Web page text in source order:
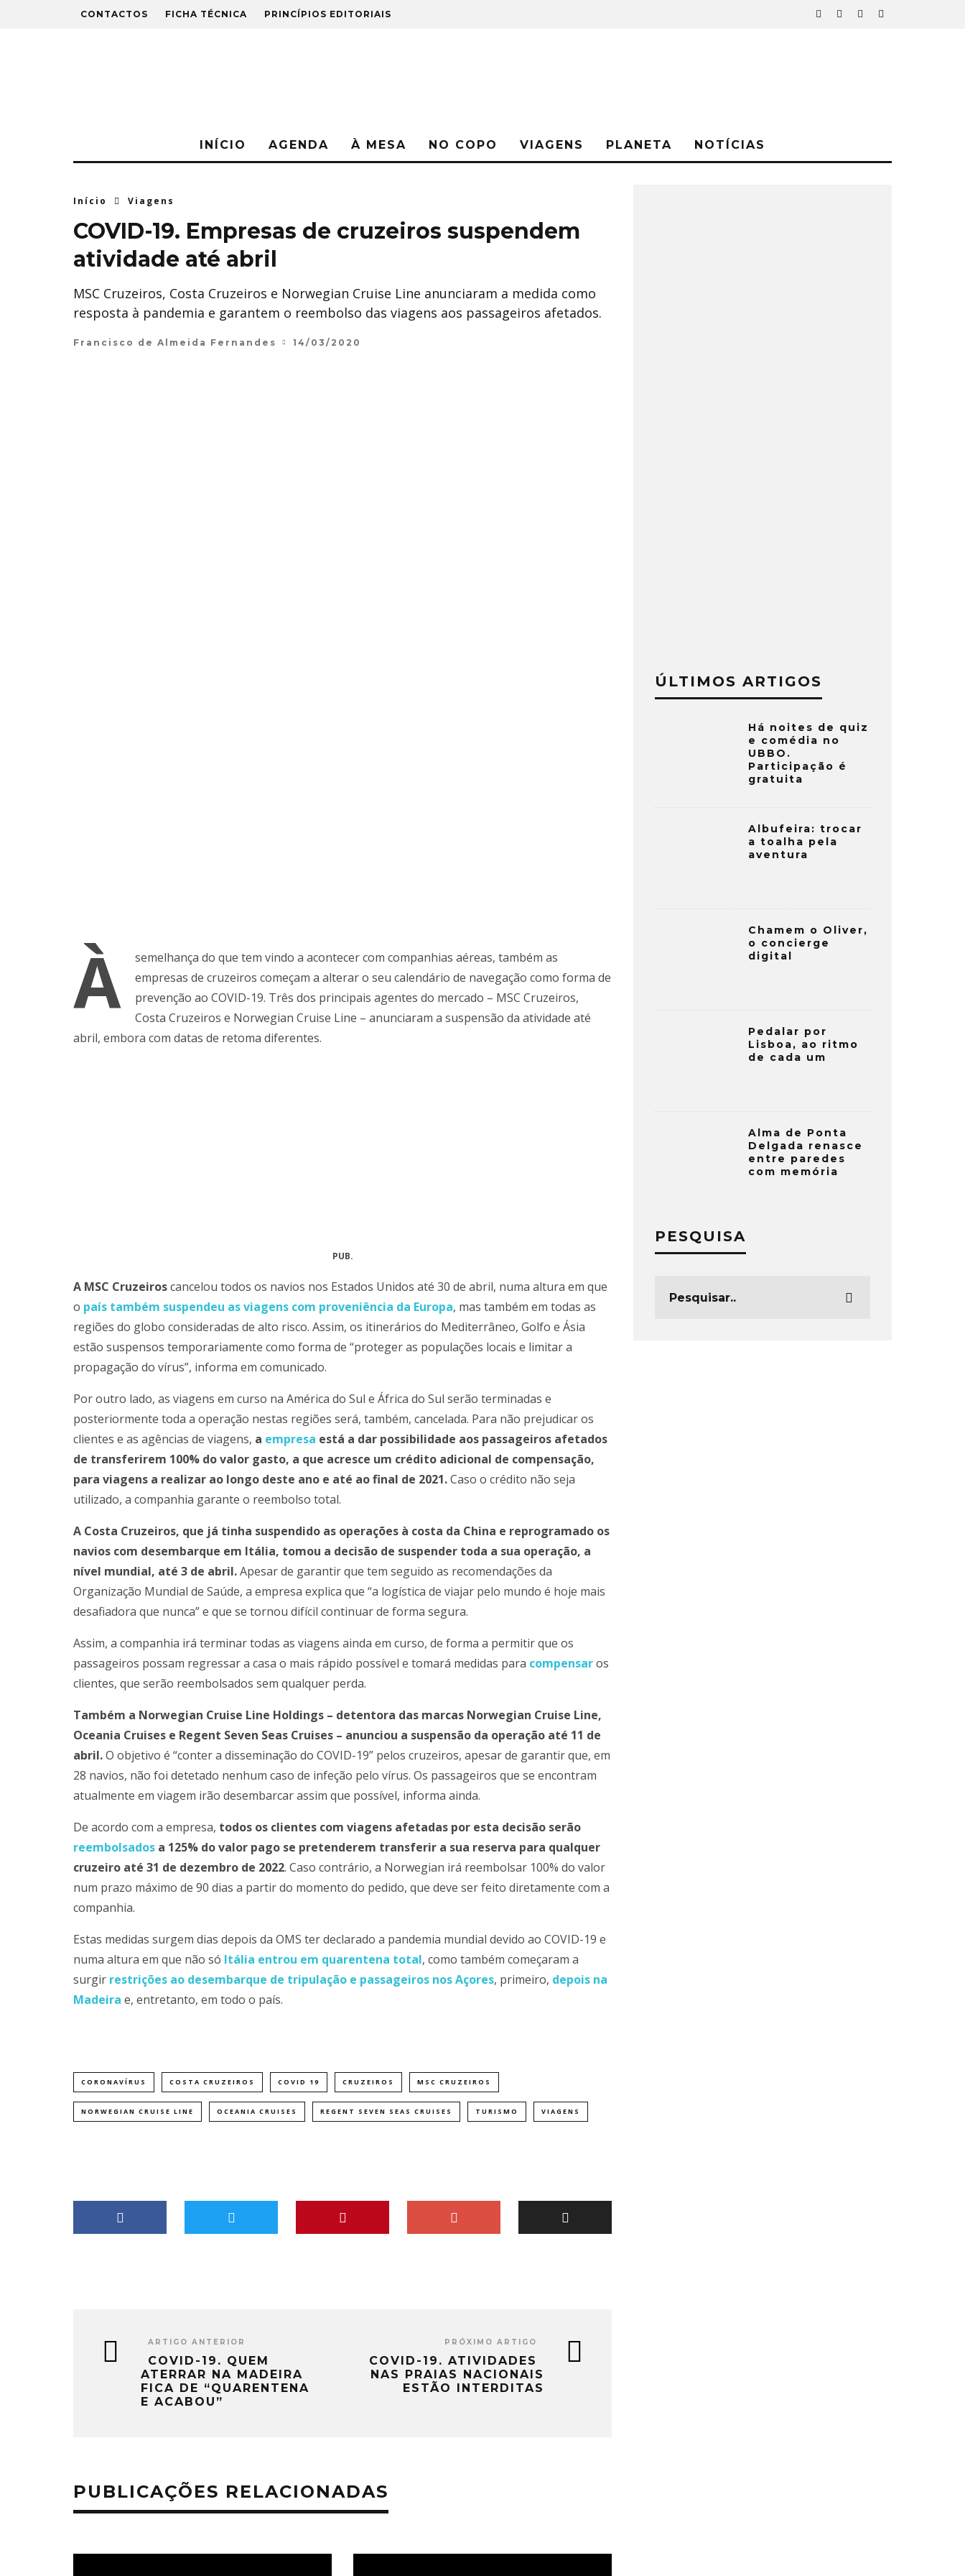
CONTACTOS FICHA TÉCNICA PRINCÍPIOS EDITORIAIS
INÍCIO AGENDA À MESA NO COPO VIAGENS PLANETA NOTÍCIAS
Início Viagens
COVID-19. Empresas de cruzeiros suspendem
atividade até abril
MSC Cruzeiros, Costa Cruzeiros e Norwegian Cruise Line anunciaram a medida como
resposta à pandemia e garantem o reembolso das viagens aos passageiros afetados.
Francisco de Almeida Fernandes 14/03/2020
À
semelhança do que tem vindo a acontecer com companhias aéreas, também as
empresas de cruzeiros começam a alterar o seu calendário de navegação como forma de
prevenção ao COVID-19. Três dos principais agentes do mercado – MSC Cruzeiros,
Costa Cruzeiros e Norwegian Cruise Line – anunciaram a suspensão da atividade até
abril, embora com datas de retoma diferentes.
PUB.
A MSC Cruzeiroscancelou todos os navios nos Estados Unidos até 30 de abril, numa altura em que
o país também suspendeu as viagens com proveniência da Europa, mas também em todas as
regiões do globo consideradas de alto risco. Assim, os itinerários do Mediterrâneo, Golfo e Ásia
estão suspensos temporariamente como forma de “proteger as populações locais e limitar a
propagação do vírus”, informa em comunicado.
Por outro lado, as viagens em curso na América do Sul e África do Sul serão terminadas e
posteriormente toda a operação nestas regiões será, também, cancelada. Para não prejudicar os
clientes e as agências de viagens, a empresa está a dar possibilidade aos passageiros afetados
de transferirem 100% do valor gasto, a que acresce um crédito adicional de compensação,
para viagens a realizar ao longo deste ano e até ao final de 2021.Caso o crédito não seja
utilizado, a companhia garante o reembolso total.
A Costa Cruzeiros, que já tinha suspendido as operações à costa da China e reprogramado os
navios com desembarque em Itália, tomou a decisão de suspender toda a sua operação, a
nível mundial, até 3 de abril.Apesar de garantir que tem seguido as recomendações da
Organização Mundial de Saúde, a empresa explica que “a logística de viajar pelo mundo é hoje mais
desafiadora que nunca” e que se tornou difícil continuar de forma segura.
Assim, a companhia irá terminar todas as viagens ainda em curso, de forma a permitir que os
passageiros possam regressar a casa o mais rápido possível e tomará medidas para compensaros
clientes, que serão reembolsados sem qualquer perda.
Também a Norwegian Cruise Line Holdings – detentora das marcas Norwegian Cruise Line,
Oceania Cruises e Regent Seven Seas Cruises – anunciou a suspensão da operação até 11 de
abril.O objetivo é “conter a disseminação do COVID-19” pelos cruzeiros, apesar de garantir que, em
28 navios, não foi detetado nenhum caso de infeção pelo vírus. Os passageiros que se encontram
atualmente em viagem irão desembarcar assim que possível, informa ainda.
De acordo com a empresa, todos os clientes com viagens afetadas por esta decisão serão
reembolsados a 125% do valor pago se pretenderem transferir a sua reserva para qualquer
cruzeiro até 31 de dezembro de 2022. Caso contrário, a Norwegian irá reembolsar 100% do valor
num prazo máximo de 90 dias a partir do momento do pedido, que deve ser feito diretamente com a
companhia.
Estas medidas surgem dias depois da OMS ter declarado a pandemia mundial devido ao COVID-19 e
numa altura em que não só Itália entrou em quarentena total, como também começaram a
surgir restrições ao desembarque de tripulação e passageiros nos Açores, primeiro, depois na
Madeira e, entretanto, em todo o país.
CORONAVÍRUS COSTA CRUZEIROS COVID 19 CRUZEIROS MSC CRUZEIROS
NORWEGIAN CRUISE LINE OCEANIA CRUISES REGENT SEVEN SEAS CRUISES TURISMO VIAGENS
ARTIGO ANTERIOR
COVID-19. QUEM
ATERRAR NA MADEIRA
FICA DE “QUARENTENA
E ACABOU”
PRÓXIMO ARTIGO
COVID-19. ATIVIDADES
NAS PRAIAS NACIONAIS
ESTÃO INTERDITAS
PUBLICAÇÕES RELACIONADAS
ÚLTIMOS ARTIGOS
Há noites de quiz
e comédia no
UBBO.
Participação é
gratuita
Albufeira: trocar
a toalha pela
aventura
Chamem o Oliver,
o concierge
digital
Pedalar por
Lisboa, ao ritmo
de cada um
Alma de Ponta
Delgada renasce
entre paredes
com memória
PESQUISA